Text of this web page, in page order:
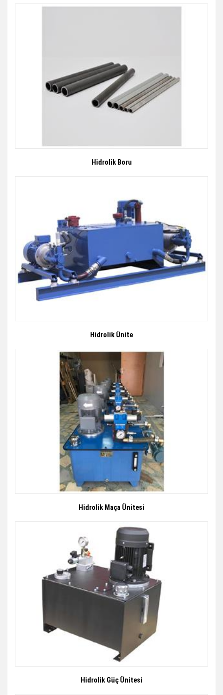
Hidrolik Boru
Hidrolik Ünite
Hidrolik Maça Ünitesi
Hidrolik Güç Ünitesi